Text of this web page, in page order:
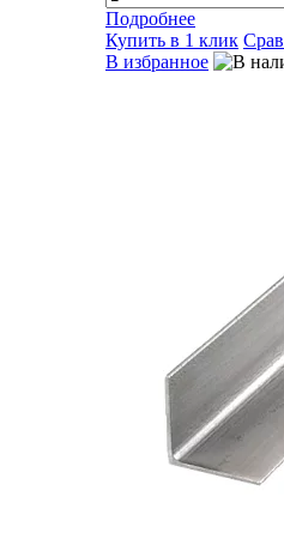
Подробнее
Купить в 1 клик
В избранное